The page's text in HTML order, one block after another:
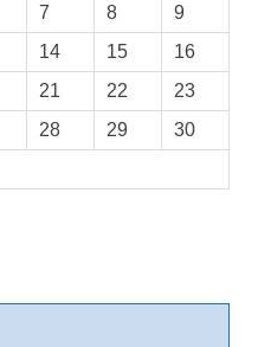
7 8
9
14 15
16
21 22
23
28 29
30